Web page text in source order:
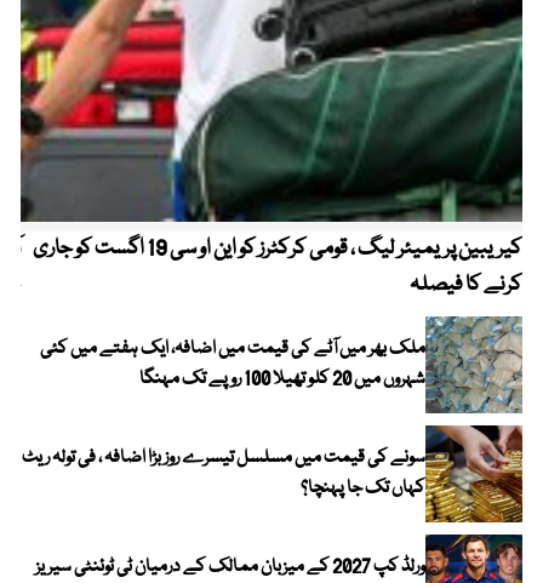
کیریبین پریمیئر لیگ ، قومی کرکٹرز کو این او سی 19 اگست کو جاری
کرنے کا فیصلہ
ملک بھر میں آٹے کی قیمت میں اضافہ، ایک ہفتے میں کئی
شہروں میں 20 کلو تھیلا 100 روپے تک مہنگا
سونے کی قیمت میں مسلسل تیسرے روز بڑا اضافہ ، فی تولہ ریٹ
کہاں تک جا پہنچا؟
ورلڈ کپ 2027 کے میزبان ممالک کے درمیان ٹی ٹوئنٹی سیریز